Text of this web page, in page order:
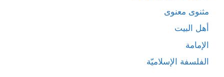
مثنوی معنوی
أهل البيت
الإمامة
الفلسفة الإسلاميّة